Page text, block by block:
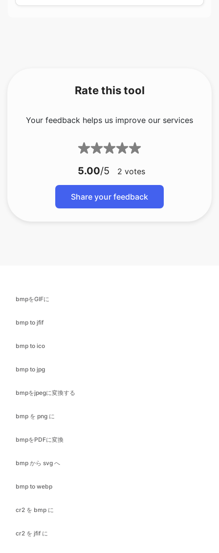
5.00
Share your feedback
bmp to ico
bmp to jpg
bmpをjpegに変換する
bmp を png に
bmpをPDFに変換
bmp から svg へ
bmp to webp
cr2 を bmp に
cr2 を jfif に
cr2 をアイコンに
cr2 を JPEG に変換します